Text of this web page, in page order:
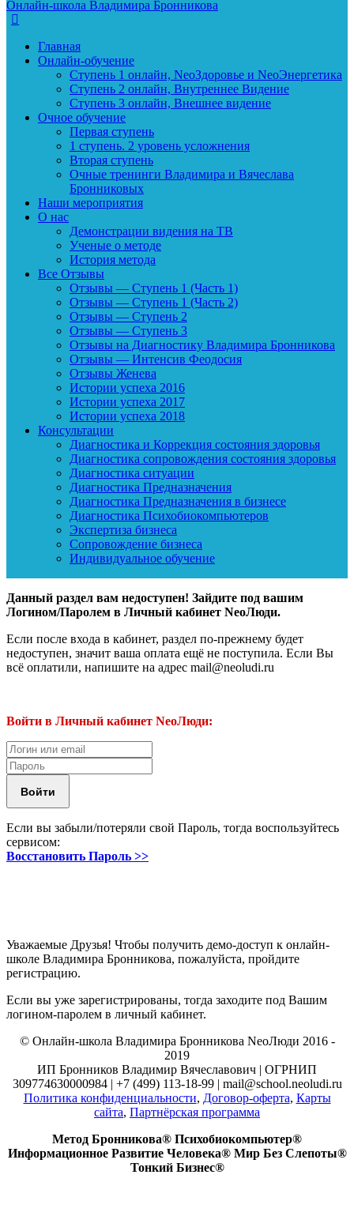
Онлайн-школа Владимира Бронникова
Главная
Онлайн-обучение
Ступень 1 онлайн, NeoЗдоровье и NeoЭнергетика
Ступень 2 онлайн, Внутреннее Видение
Ступень 3 онлайн, Внешнее видение
Очное обучение
Первая ступень
1 ступень. 2 уровень усложнения
Вторая ступень
Очные тренинги Владимира и Вячеслава
Бронниковых
Наши мероприятия
О нас
Демонстрации видения на ТВ
Ученые о методе
История метода
Все Отзывы
Отзывы — Ступень 1 (Часть 1)
Отзывы — Ступень 1 (Часть 2)
Отзывы — Ступень 2
Отзывы — Ступень 3
Отзывы на Диагностику Владимира Бронникова
Отзывы — Интенсив Феодосия
Отзывы Женева
Истории успеха 2016
Истории успеха 2017
Истории успеха 2018
Консультации
Диагностика и Коррекция состояния здоровья
Диагностика сопровождения состояния здоровья
Диагностика ситуации
Диагностика Предназначения
Диагностика Предназначения в бизнесе
Диагностика Психобиокомпьютеров
Экспертиза бизнеса
Сопровождение бизнеса
Индивидуальное обучение
Данный раздел вам недоступен! Зайдите под вашим
Логином/Паролем в Личный кабинет NeoЛюди.
Если после входа в кабинет, раздел по-прежнему будет
недоступен, значит ваша оплата ещё не поступила. Если Вы
всё оплатили, напишите на адрес mail@neoludi.ru
Войти в Личный кабинет NeoЛюди:
Если вы забыли/потеряли свой Пароль, тогда воспользуйтесь
сервисом:
Восстановить Пароль >>
Уважаемые Друзья! Чтобы получить демо-доступ к онлайн-
школе Владимира Бронникова, пожалуйста, пройдите
регистрацию.
Если вы уже зарегистрированы, тогда заходите под Вашим
логином-паролем в личный кабинет.
© Онлайн-школа Владимира Бронникова NeoЛюди 2016 -
2019
ИП Бронников Владимир Вячеславович | ОГРНИП
309774630000984 | +7 (499) 113-18-99 | mail@school.neoludi.ru
Политика конфиденциальности, Договор-оферта, Карты
сайта, Партнёрская программа
Метод Бронникова® Психобиокомпьютер®
Информационное Развитие Человека® Мир Без Слепоты®
Тонкий Бизнес®